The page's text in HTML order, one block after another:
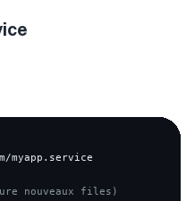
myapp.service
nouveaux files)